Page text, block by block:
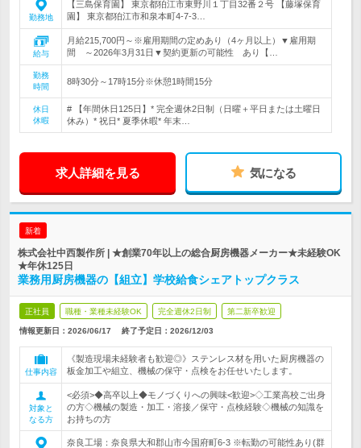
勤務地
【三島保育園】 東京都狛江市東野川１丁目32番２号 【藤塚保育
園】 東京都狛江市和泉本町4-7-3…
給与
月給215,700円～※雇用期間の定めあり（4ヶ月以上）▼雇用期
間 ～2026年3月31日▼契約更新の可能性 あり【…
勤務
時間
8時30分～17時15分※休憩1時間15分
休日
休暇
# 【年間休日125日】* 完全週休2日制（日曜＋平日または土曜日
休み）* 祝日* 夏季休暇* 年末…
求人詳細を見る 気になる
新着
株式会社中西製作所 | ★創業70年以上の総合厨房機器メーカー★未経験OK
★年休125日
業務用厨房機器の【組立】学校給食シェアトップクラス
正社員 職種・業種未経験OK 完全週休2日制 第二新卒歓迎
情報更新日：2026/06/17 終了予定日： 2026/12/03
仕事内容
《製造現場未経験者も歓迎◎》ステンレス材を用いた厨房機器の
板金加工や組立、機械の保守・点検をお任せいたします。
対象と
なる方
<必須>◆高卒以上◆モノづくりへの興味<歓迎>◇工業高校ご出身
の方◇機械の製造・加工・溶接／保守・点検経験◇機械の知識を
お持ちの方
奈良工場：奈良県大和郡山市今国府町6-3 ※転勤の可能性あり(群